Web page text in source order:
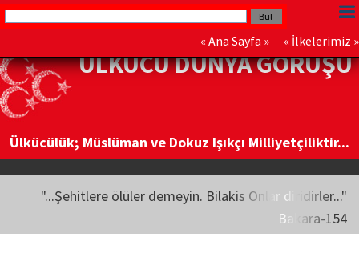
« Ana Sayfa » « İlkelerimiz »
ÜLKÜCÜ DÜNYA GÖRÜŞÜ
Ülkücülük; Müslüman ve Dokuz Işıkçı Milliyetçiliktir...
"...Şehitlere ölüler demeyin. Bilakis Onlar diridirler..."
Bakara-154